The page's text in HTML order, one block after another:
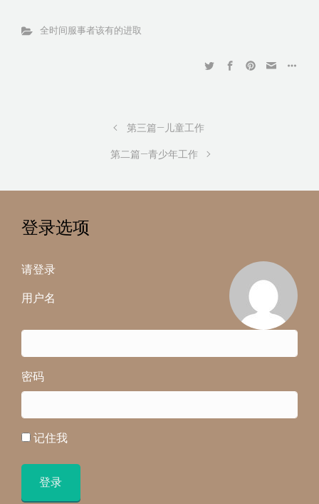
全时间服事者该有的进取
第三篇—儿童工作
第二篇—青少年工作
登录选项
请登录
用户名
密码
记住我